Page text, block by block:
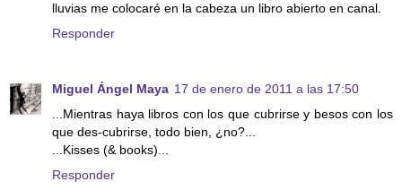
lluvias me colocaré en la cabeza un libro abierto en canal.
Responder
Miguel Ángel Maya 17 de enero de 2011 a las 17:50
...Mientras haya libros con los que cubrirse y besos con los
que des-cubrirse, todo bien, ¿no?...
...Kisses (& books)...
Responder